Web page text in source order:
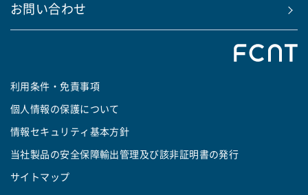
お問い合わせ
利用条件・免責事項
個人情報の保護について
情報セキュリティ基本方針
当社製品の安全保障輸出管理及び該非証明書の発行
サイトマップ